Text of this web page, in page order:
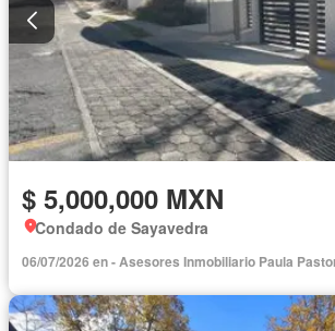
$ 5,000,000 MXN
Condado de Sayavedra
06/07/2026 en - Asesores Inmobiliario Paula